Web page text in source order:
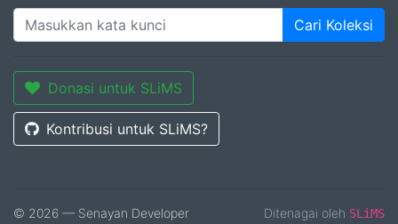
Cari Koleksi
Donasi untuk SLiMS
Kontribusi untuk SLiMS?
© 2026 — Senayan Developer Ditenagai oleh SLiMS